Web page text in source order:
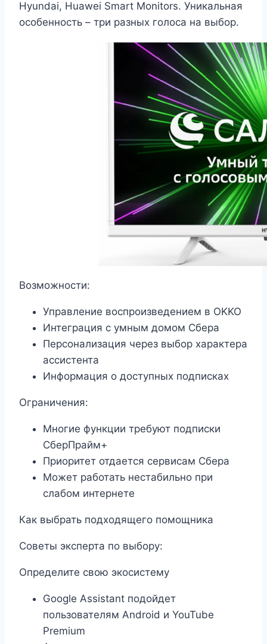
Hyundai, Huawei Smart Monitors. Уникальная
особенность – три разных голоса на выбор.
Возможности:
Управление воспроизведением в OKKO
Интеграция с умным домом Сбера
Персонализация через выбор характера
ассистента
Информация о доступных подписках
Ограничения:
Многие функции требуют подписки
СберПрайм+
Приоритет отдается сервисам Сбера
Может работать нестабильно при
слабом интернете
Как выбрать подходящего помощника
Советы эксперта по выбору:
Определите свою экосистему
Google Assistant подойдет
пользователям Android и YouTube
Premium